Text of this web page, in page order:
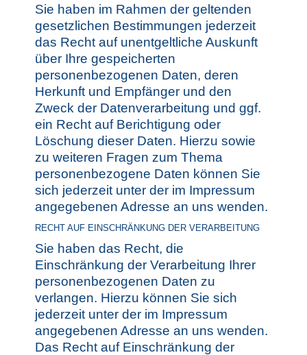
Sie haben im Rahmen der geltenden
gesetzlichen Bestimmungen jederzeit
das Recht auf unentgeltliche Auskunft
über Ihre gespeicherten
personenbezogenen Daten, deren
Herkunft und Empfänger und den
Zweck der Datenverarbeitung und ggf.
ein Recht auf Berichtigung oder
Löschung dieser Daten. Hierzu sowie
zu weiteren Fragen zum Thema
personenbezogene Daten können Sie
sich jederzeit unter der im Impressum
angegebenen Adresse an uns wenden.
RECHT AUF EINSCHRÄNKUNG DER VERARBEITUNG
Sie haben das Recht, die
Einschränkung der Verarbeitung Ihrer
personenbezogenen Daten zu
verlangen. Hierzu können Sie sich
jederzeit unter der im Impressum
angegebenen Adresse an uns wenden.
Das Recht auf Einschränkung der